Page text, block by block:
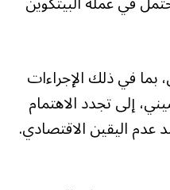
بما في ذلك الإجراءات
إلى تجدد الاهتمام
عدم اليقين الاقتصادي.